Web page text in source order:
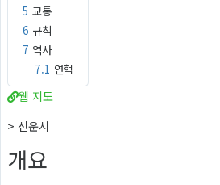
5 교통
6 규칙
7 역사
7.1 연혁
웹 지도
> 선운시
개요